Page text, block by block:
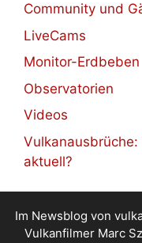
Community und
LiveCams
Monitor-Erdbeben
Observatorien
Videos
aktuell?
Im Newsblog von
Vulkanfilmer Marc